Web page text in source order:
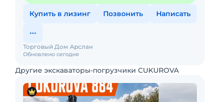
Купить в лизинг Позвонить Написать
Обновлено сегодня
Торговый Дом Арслан
Другие экскаваторы-погрузчики CUKUROVA